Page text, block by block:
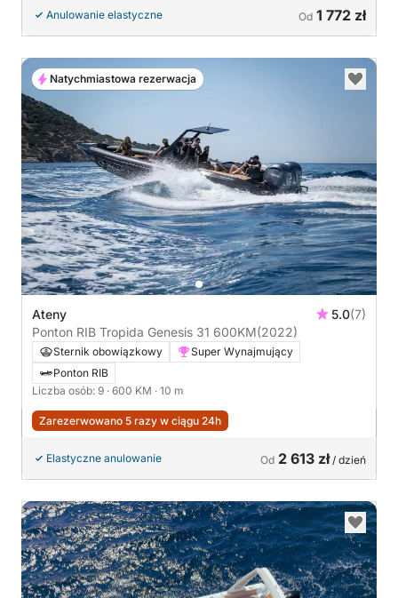
Anulowanie elastyczne Od 1 772 zł
Ateny 5.0(7)
Ponton RIB Tropida Genesis 31 600KM(2022)
Sternik obowiązkowy
Super Wynajmujący
Ponton RIB
Liczba osób: 9 · 600 KM · 10 m
Zarezerwowano 5 razy w ciągu 24h
Elastyczne anulowanie Od 2 613 zł/ dzień
Natychmiastowa rezerwacja